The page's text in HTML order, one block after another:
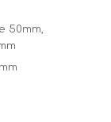
50mm,